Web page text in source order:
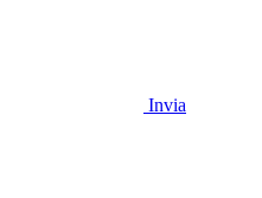
Invia